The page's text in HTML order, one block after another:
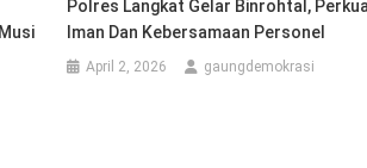
Polres Langkat Gelar Binrohtal,
Iman Dan Kebersamaan Personel
April 2, 2026 gaungdemokrasi